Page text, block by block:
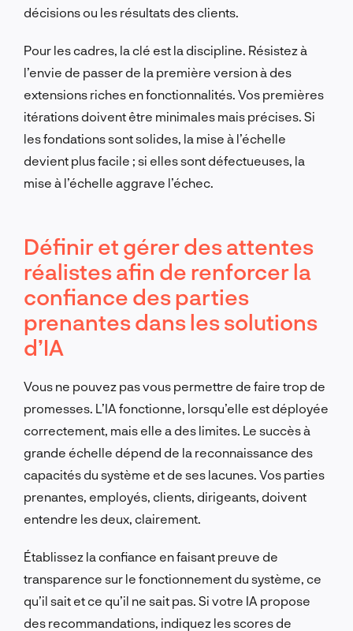
décisions ou les résultats des clients.
Pour les cadres, la clé est la discipline. Résistez à
l’envie de passer de la première version à des
extensions riches en fonctionnalités. Vos premières
itérations doivent être minimales mais précises. Si
les fondations sont solides, la mise à l’échelle
devient plus facile ; si elles sont défectueuses, la
mise à l’échelle aggrave l’échec.
Définir et gérer des attentes
réalistes afin de renforcer la
confiance des parties
prenantes dans les solutions
d’IA
Vous ne pouvez pas vous permettre de faire trop de
promesses. L’IA fonctionne, lorsqu’elle est déployée
correctement, mais elle a des limites. Le succès à
grande échelle dépend de la reconnaissance des
capacités du système et de ses lacunes. Vos parties
prenantes, employés, clients, dirigeants, doivent
entendre les deux, clairement.
Établissez la confiance en faisant preuve de
transparence sur le fonctionnement du système, ce
qu’il sait et ce qu’il ne sait pas. Si votre IA propose
des recommandations, indiquez les scores de